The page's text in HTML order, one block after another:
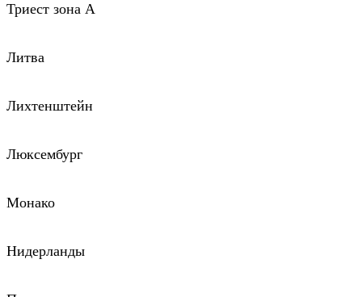
Триест зона А
Литва
Лихтенштейн
Люксембург
Монако
Нидерланды